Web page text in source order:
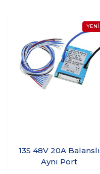
13S 48V 20A Balanslı
Aynı Port